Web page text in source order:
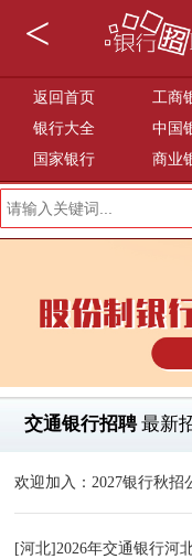
<
返回首页 工商
银行大全
中国
国家银行
商业
交通银行招聘最新
欢迎加入：2027银行秋招
[河北]2026年交通银行河